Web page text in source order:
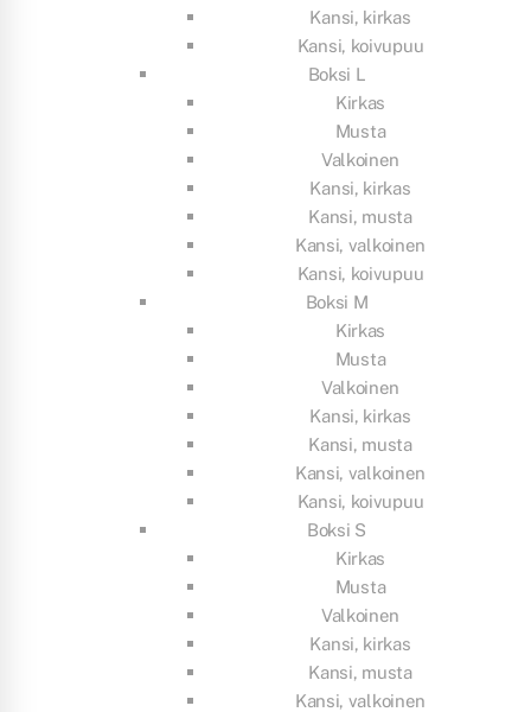
Kansi, kirkas
Kansi, koivupuu
Boksi L
Kirkas
Musta
Valkoinen
Kansi, kirkas
Kansi, musta
Kansi, valkoinen
Kansi, koivupuu
Boksi M
Kirkas
Musta
Valkoinen
Kansi, kirkas
Kansi, musta
Kansi, valkoinen
Kansi, koivupuu
Boksi S
Kirkas
Musta
Valkoinen
Kansi, kirkas
Kansi, musta
Kansi, valkoinen